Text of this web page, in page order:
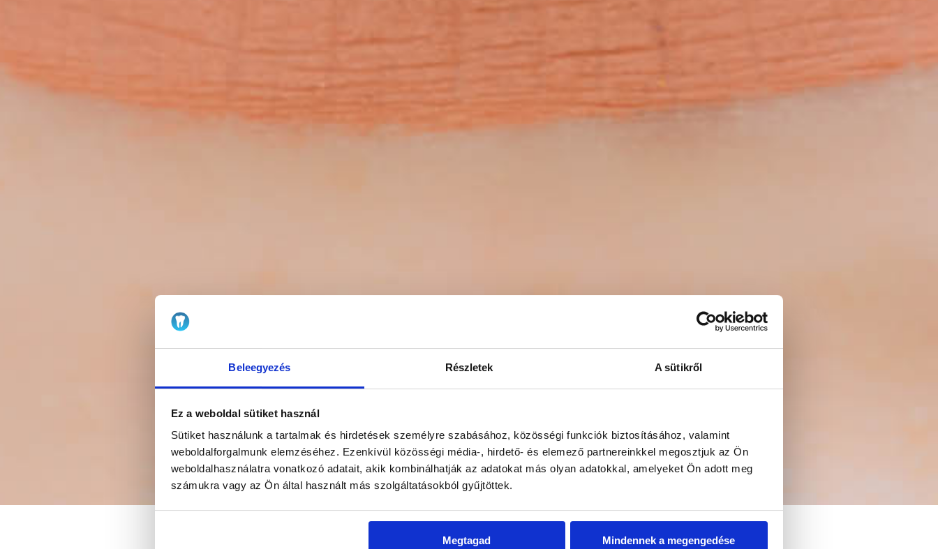
Beleegyezés Részletek A sütikről
Ez a weboldal sütiket használ
Sütiket használunk a tartalmak és hirdetések személyre szabásához, közösségi funkciók biztosításához, valamint
weboldalforgalmunk elemzéséhez. Ezenkívül közösségi média-, hirdető- és elemező partnereinkkel megosztjuk az Ön
weboldalhasználatra vonatkozó adatait, akik kombinálhatják az adatokat más olyan adatokkal, amelyeket Ön adott meg
számukra vagy az Ön által használt más szolgáltatásokból gyűjtöttek.
Megtagad Mindennek a megengedése